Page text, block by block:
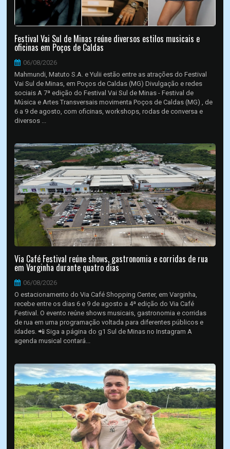
Festival Vai Sul de Minas reúne diversos estilos musicais e
oficinas em Poços de Caldas
06/08/2026
Mahmundi, Matuto S.A. e Yulii estão entre as atrações do Festival
Vai Sul de Minas, em Poços de Caldas (MG) Divulgação e redes
sociais A 7ª edição do Festival Vai Sul de Minas - Festival de
Música e Artes Transversais movimenta Poços de Caldas (MG) , de
6 a 9 de agosto, com oficinas, workshops, rodas de conversa e
diversos ...
Via Café Festival reúne shows, gastronomia e corridas de rua
em Varginha durante quatro dias
06/08/2026
O estacionamento do Via Café Shopping Center, em Varginha,
recebe entre os dias 6 e 9 de agosto a 4ª edição do Via Café
Festival. O evento reúne shows musicais, gastronomia e corridas
de rua em uma programação voltada para diferentes públicos e
idades. 📲 Siga a página do g1 Sul de Minas no Instagram A
agenda musical contará...